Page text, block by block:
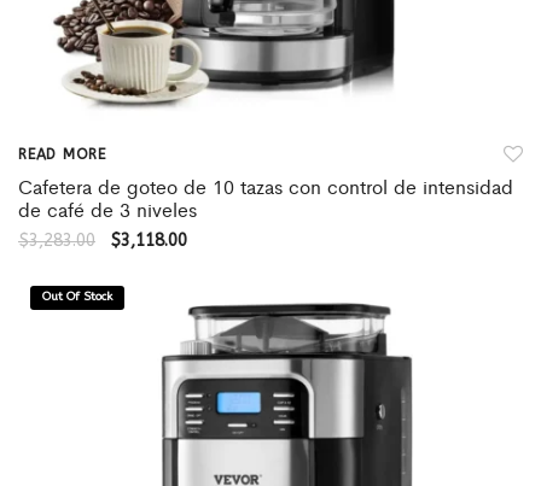
READ MORE
Cafetera de goteo de 10 tazas con control de intensidad
de café de 3 niveles
$3,283.00 $3,118.00
Out Of Stock